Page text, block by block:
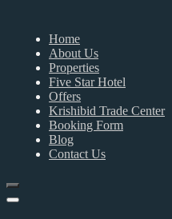
Home
About Us
Properties
Five Star Hotel
Offers
Krishibid Trade Center
Booking Form
Blog
Contact Us